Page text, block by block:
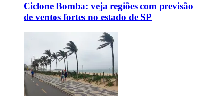
Ciclone Bomba: veja regiões com previsão
de ventos fortes no estado de SP